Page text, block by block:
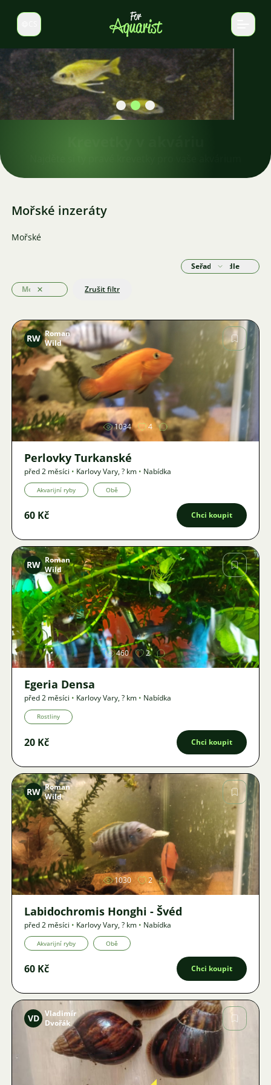
Select language
Mořské inzeráty
Mořské
MořskéOdstranit Zrušit filtr
Seřadit podle
Obrázek
RW Roman
Wild
1034 4
Perlovky Turkanské
před 2 měsíci • Karlovy Vary,? km • Nabídka
Akvarijní ryby Obě
60 Kč Chci koupit
Obrázek
RW Roman
Wild
460 2
Egeria Densa
před 2 měsíci • Karlovy Vary,? km • Nabídka
Rostliny
20 Kč Chci koupit
Obrázek
RW Roman
Wild
1030 2
Labidochromis Honghi - Švéd
před 2 měsíci • Karlovy Vary,? km • Nabídka
Akvarijní ryby Obě
60 Kč Chci koupit
Obrázek
VD Vladimír
Dvořák